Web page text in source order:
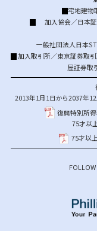
宅地建物
加入協会／日本
一般社団法人日本
加入取引所／東京証券取
屋証券取
2013年1月1日から2037年12
復興特別所得
75才以
75才以
FOLLOW